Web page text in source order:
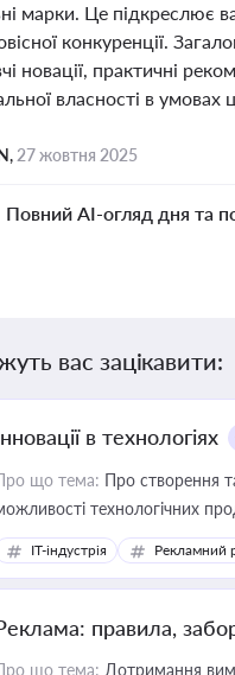
марки. Це підкреслює
конкуренції.
новації, практичні
власності в умовах
27 жовтня 2025
Повний AI-огляд дня та
вас зацікавити:
в технологіях
що тема: Про створення
технологічних
IT-індустрія Рекламний
правила,
що тема: Дотримання